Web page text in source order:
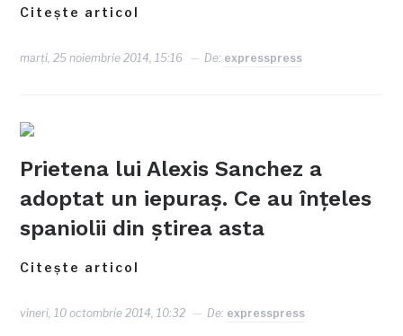
Citește articol
marți, 25 noiembrie 2014, 15:16 De: expresspress
Prietena lui Alexis Sanchez a
adoptat un iepuraş. Ce au înţeles
spaniolii din ştirea asta
Citește articol
vineri, 10 octombrie 2014, 10:32 De: expresspress